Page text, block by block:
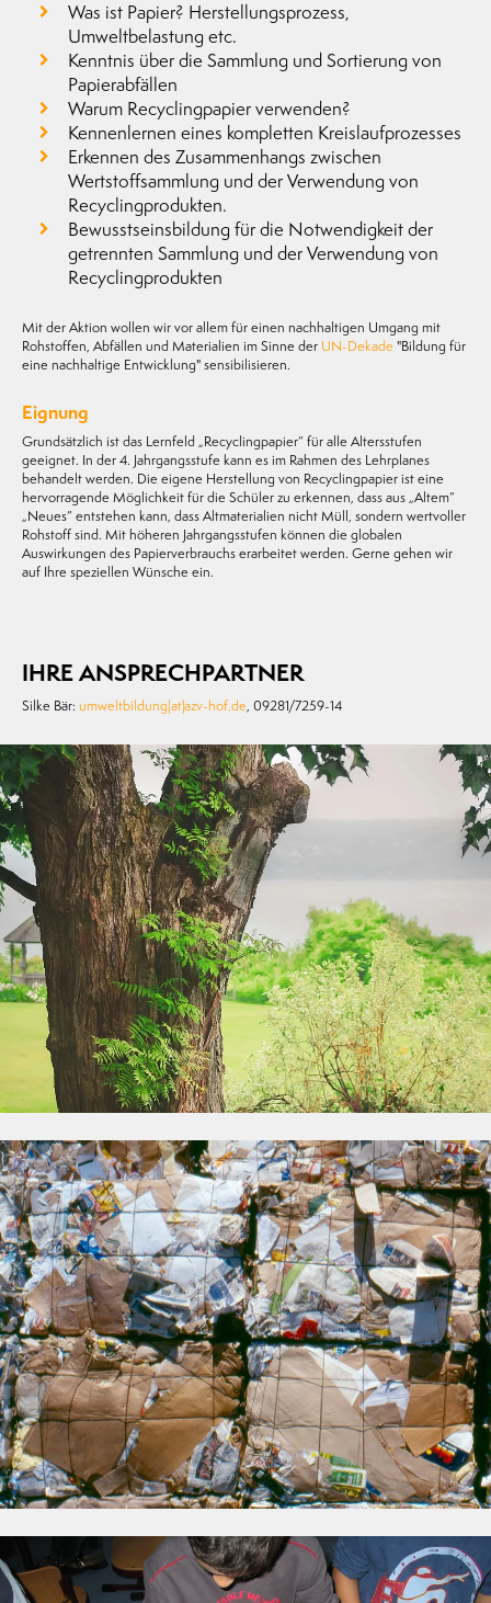
Was ist Papier? Herstellungsprozess,
Umweltbelastung etc.
Kenntnis über die Sammlung und Sortierung von
Papierabfällen
Warum Recyclingpapier verwenden?
Kennenlernen eines kompletten Kreislaufprozesses
Erkennen des Zusammenhangs zwischen
Wertstoffsammlung und der Verwendung von
Recyclingprodukten.
Bewusstseinsbildung für die Notwendigkeit der
getrennten Sammlung und der Verwendung von
Recyclingprodukten
Mit der Aktion wollen wir vor allem für einen nachhaltigen Umgang mit
Rohstoffen, Abfällen und Materialien im Sinne der UN-Dekade "Bildung für
eine nachhaltige Entwicklung" sensibilisieren.
Eignung
Grundsätzlich ist das Lernfeld „Recyclingpapier“ für alle Altersstufen
geeignet. In der 4. Jahrgangsstufe kann es im Rahmen des Lehrplanes
behandelt werden. Die eigene Herstellung von Recyclingpapier ist eine
hervorragende Möglichkeit für die Schüler zu erkennen, dass aus „Altem“
„Neues“ entstehen kann, dass Altmaterialien nicht Müll, sondern wertvoller
Rohstoff sind. Mit höheren Jahrgangsstufen können die globalen
Auswirkungen des Papierverbrauchs erarbeitet werden. Gerne gehen wir
auf Ihre speziellen Wünsche ein.
IHRE ANSPRECHPARTNER
Silke Bär: umweltbildung(at)azv-hof.de , 09281/7259-14